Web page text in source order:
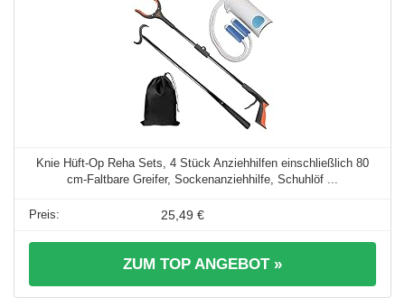
Knie Hüft-Op Reha Sets, 4 Stück Anziehhilfen einschließlich 80
cm-Faltbare Greifer, Sockenanziehhilfe, Schuhlöf ...
25,49 €
ZUM TOP ANGEBOT »